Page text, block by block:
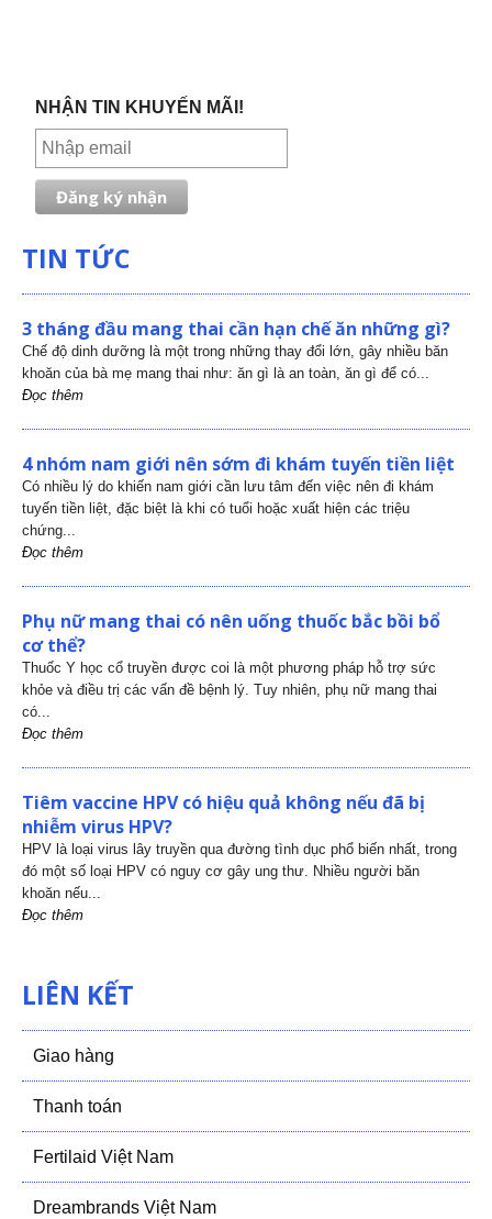
NHẬN TIN KHUYẾN MÃI!
TIN TỨC
3 tháng đầu mang thai cần hạn chế ăn những gì?
Chế độ dinh dưỡng là một trong những thay đổi lớn, gây nhiều băn
khoăn của bà mẹ mang thai như: ăn gì là an toàn, ăn gì để có...
Đọc thêm
4 nhóm nam giới nên sớm đi khám tuyến tiền liệt
Có nhiều lý do khiến nam giới cần lưu tâm đến việc nên đi khám
tuyến tiền liệt, đặc biệt là khi có tuổi hoặc xuất hiện các triệu
chứng...
Đọc thêm
Phụ nữ mang thai có nên uống thuốc bắc bồi bổ
cơ thể?
Thuốc Y học cổ truyền được coi là một phương pháp hỗ trợ sức
khỏe và điều trị các vấn đề bệnh lý. Tuy nhiên, phụ nữ mang thai
có...
Đọc thêm
Tiêm vaccine HPV có hiệu quả không nếu đã bị
nhiễm virus HPV?
HPV là loại virus lây truyền qua đường tình dục phổ biến nhất, trong
đó một số loại HPV có nguy cơ gây ung thư. Nhiều người băn
khoăn nếu...
Đọc thêm
LIÊN KẾT
Giao hàng
Thanh toán
Fertilaid Việt Nam
Dreambrands Việt Nam